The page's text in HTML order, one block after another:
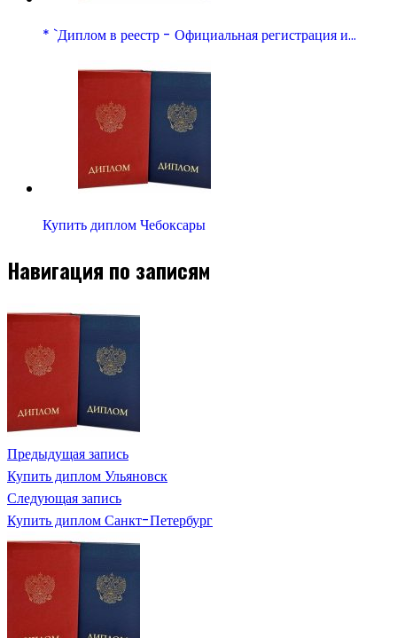
* `Диплом в реестр - Официальная регистрация и…
Купить диплом Чебоксары
Навигация по записям
Предыдущая запись
Купить диплом Ульяновск
Следующая запись
Купить диплом Санкт-Петербург